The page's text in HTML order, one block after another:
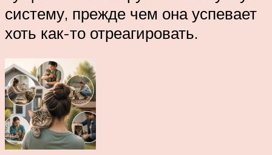
систему, прежде чем она успевает
хоть как-то отреагировать.